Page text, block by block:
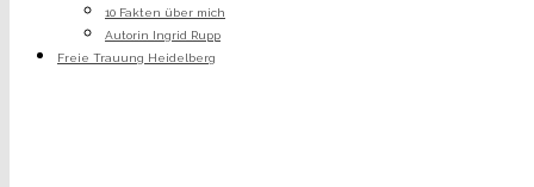
10 Fakten über mich
Autorin Ingrid Rupp
Freie Trauung Heidelberg